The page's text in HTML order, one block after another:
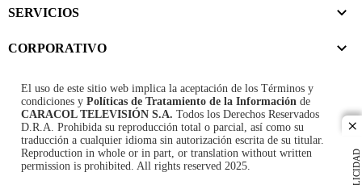
SERVICIOS
CORPORATIVO
El uso de este sitio web implica la aceptación de los Términos y
condiciones y Políticas de Tratamiento de la Información de
CARACOL TELEVISIÓN S.A. Todos los Derechos Reservados
D.R.A. Prohibida su reproducción total o parcial, así como su
traducción a cualquier idioma sin autorización escrita de su titular.
Reproduction in whole or in part, or translation without written
permission is prohibited. All rights reserved 2025.